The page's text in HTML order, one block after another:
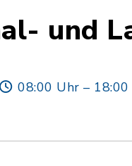
und
08:00 Uhr –